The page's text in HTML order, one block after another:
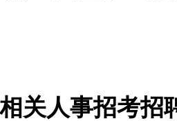
关人事招考招